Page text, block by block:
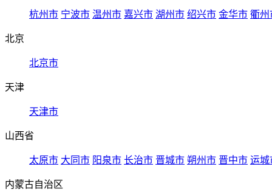
杭州市 宁波市 温州市 嘉兴市 湖州市 绍兴市 金华市 衢州
北京
北京市
天津
天津市
山西省
太原市 大同市 阳泉市 长治市 晋城市 朔州市 晋中市 运城
内蒙古自治区